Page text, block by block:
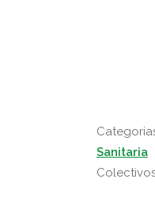
Sanitaria